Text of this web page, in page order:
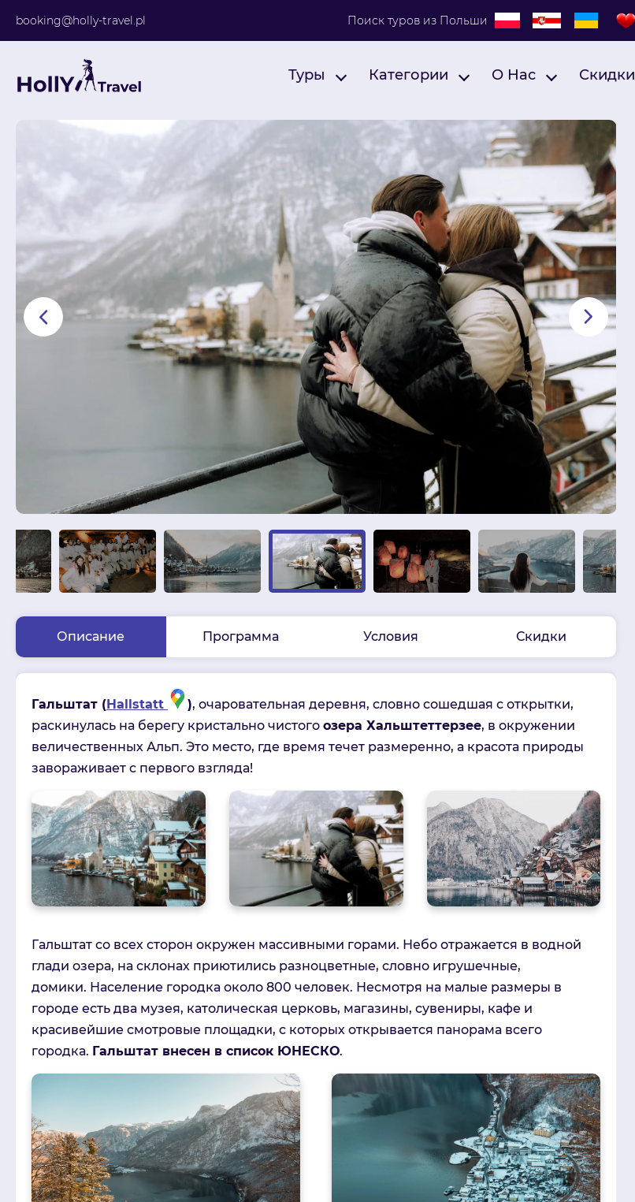
booking@holly-travel.pl Поиск туров из Польши
Туры Категории О Нас Скидки
Найти путешествие
Поиск по турам
Описание Программа Условия Скидки
Гальштат (Hallstatt ), очаровательная деревня, словно сошедшая с открытки,
раскинулась на берегу кристально чистого озера Хальштеттерзее, в окружении
величественных Альп. Это место, где время течет размеренно, а красота природы
завораживает с первого взгляда!
Гальштат со всех сторон окружен массивными горами. Небо отражается в водной
глади озера, на склонах приютились разноцветные, словно игрушечные,
домики. Население городка около 800 человек. Несмотря на малые размеры в
городе есть два музея, католическая церковь, магазины, сувениры, кафе и
красивейшие смотровые площадки, с которых открывается панорама всего
городка. Гальштат внесен в список ЮНЕСКО.